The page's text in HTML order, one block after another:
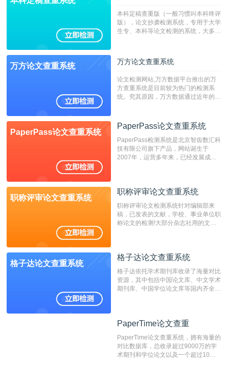
本科定稿查重版（一般习惯叫本科终评
版），论文抄袭检测系统，专用于大学
生专、本科等论文检测的系统，大多数
万方论文查重系统 万方论文查重系统
论文检测网站,万方数据平台推出的万
方查重系统是目前较为热门的检测系
统。究其原因，万方数据通过近年的发
检测系统，其真实性和权威性无可厚
非。其次，相对于知网而言，万方检测
费用少，上手容易，是学生初次论文查
重的推荐系统。
PaperPass论文查重系统
PaperPass论文查重系统
PaperPass检测系统是北京智齿数汇科
技有限公司旗下产品，网站诞生于
2007年，运营多年来，已经发展成为
检测速度快、精度高，市场反映良好。
职称评审论文查重系统
职称评审论文查重系统
职称评审论文检测系统针对编辑部来
稿，已发表的文献，学校、事业单位职
称论文的检测!大部分杂志社用的文献
编辑部检测来稿和已发表的文献,检测
测时注意填写第一作者,才能排除已发
表文献复制比。（限制字符数1万）
格子达论文查重系统
格子达论文查重系统
格子达依托学术期刊库收录了海量对比
资源，其中包括中国论文库、中文学术
期刊库、中国学位论文库等国内齐全的
系统，可检测中文、英文两种语言的论
PaperTime论文查重
PaperTime论文查重系统，拥有海量的
对比数据库，总收录超过9000万的学
术期刊和学位论文以及一个超过10亿